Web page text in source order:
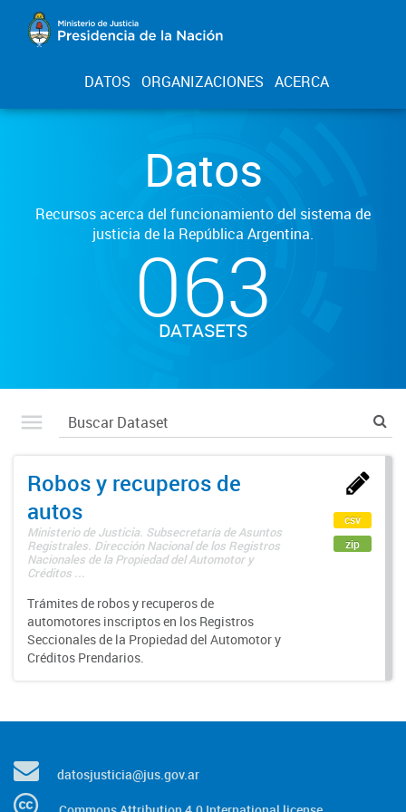
DATOS ORGANIZACIONES ACERCA
Datos
Recursos acerca del funcionamiento del sistema de
justicia de la República Argentina.
063
DATASETS
Robos y recuperos de
autos
Ministerio de Justicia. Subsecretaría de Asuntos
Registrales. Dirección Nacional de los Registros
Nacionales de la Propiedad del Automotor y
Créditos ...
Trámites de robos y recuperos de
automotores inscriptos en los Registros
Seccionales de la Propiedad del Automotor y
Créditos Prendarios.
csv
zip
datosjusticia@jus.gov.ar